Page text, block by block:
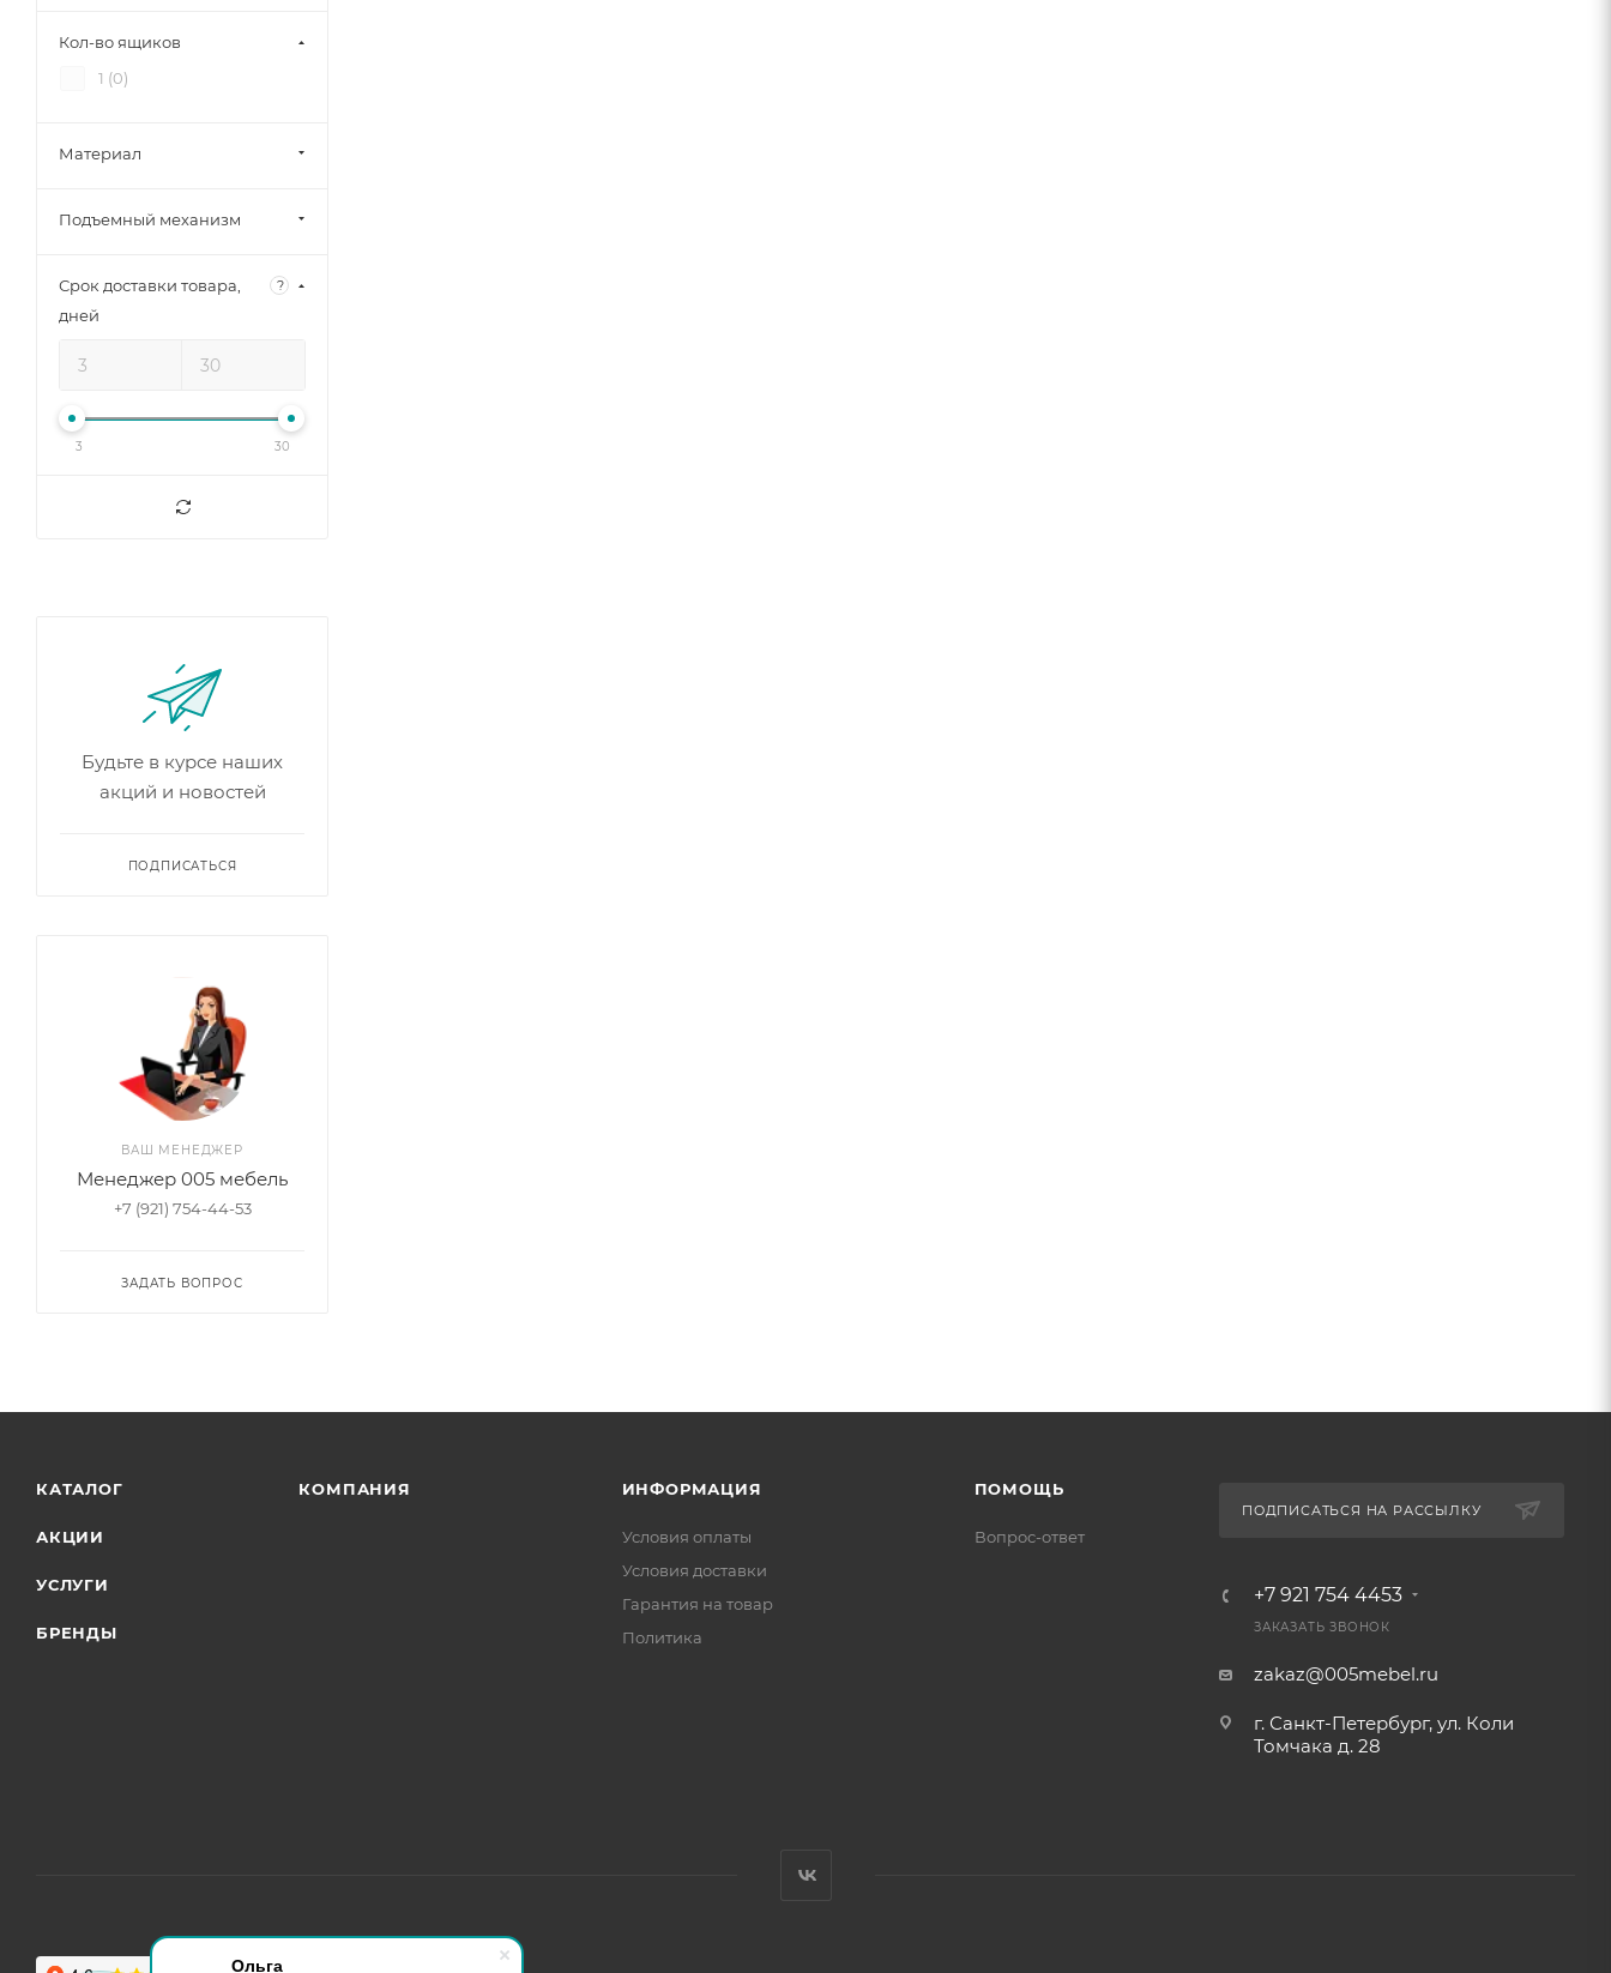
Ольга
Кол-во ящиков
1 (0)
Материал
Подъемный механизм
Срок доставки товара,
дней
?
3 30
Будьте в курсе наших
акций и новостей
ПОДПИСАТЬСЯ
ВАШ МЕНЕДЖЕР
Менеджер 005 мебель
+7 (921) 754-44-53
ЗАДАТЬ ВОПРОС
КАТАЛОГ
АКЦИИ
УСЛУГИ
БРЕНДЫ
КОМПАНИЯ ИНФОРМАЦИЯ
Условия оплаты
Условия доставки
Гарантия на товар
Политика
ПОМОЩЬ
Вопрос-ответ
ПОДПИСАТЬСЯ НА РАССЫЛКУ
+7 921 754 4453
ЗАКАЗАТЬ ЗВОНОК
zakaz@005mebel.ru
г. Санкт-Петербург, ул. Коли
Томчака д. 28